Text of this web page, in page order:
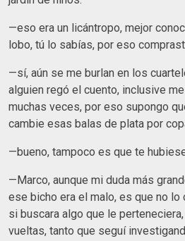
—eso era un licántropo, mejor
lobo, tú lo sabías, por eso
—sí, aún se me burlan en los
alguien regó el cuento, inclusive
muchas veces, por eso supongo
cambie esas balas de plata por
—bueno, tampoco es que te
—Marco, aunque mi duda más
ese bicho era el malo, es que no
si buscara algo que le
vueltas, tanto que seguí